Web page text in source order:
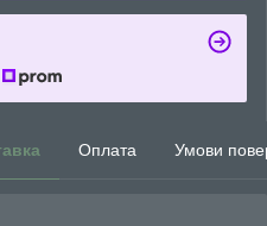
Оплата Умови